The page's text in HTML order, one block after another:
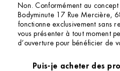
Non. Conformément au
Bodyminute 17 Rue Mercière,
fonctionne exclusivement sans
vous présenter à tout moment
d’ouverture pour bénéficier de
Puis-je acheter des